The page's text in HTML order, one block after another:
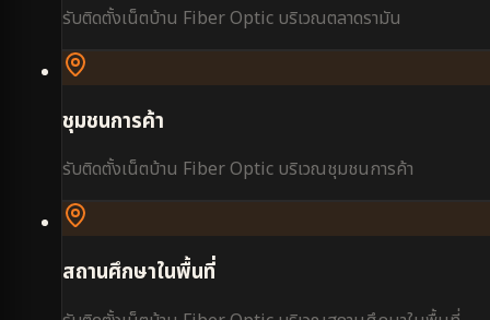
รับติดตั้งเน็ตบ้าน Fiber Optic บริเวณตลาดรามัน
ชุมชนการค้า
รับติดตั้งเน็ตบ้าน Fiber Optic บริเวณชุมชนการค้า
สถานศึกษาในพื้นที่